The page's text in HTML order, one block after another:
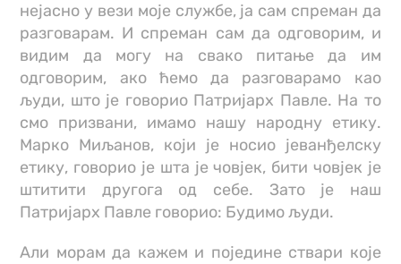
нејасно у вези моје службе, ја сам спреман да
разговарам. И спреман сам да одговорим, и
видим да могу на свако питање да им
одговорим, ако ћемо да разговарамо као
људи, што је говорио Патријарх Павле. На то
смо призвани, имамо нашу народну етику.
Марко Миљанов, који је носио јеванђелску
етику, говорио је шта је човјек, бити човјек је
штитити другога од себе. Зато је наш
Патријарх Павле говорио: Будимо људи.
Али морам да кажем и поједине ствари које